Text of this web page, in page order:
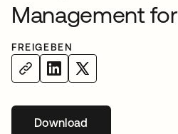
Management
FREIGEBEN
Downloadwird in einer neuen